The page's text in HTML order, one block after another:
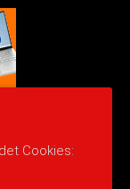
Cookies: